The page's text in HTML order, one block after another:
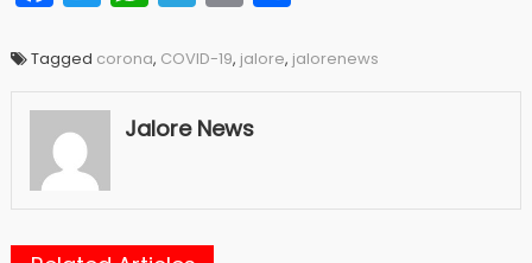
Tagged corona, COVID-19, jalore, jalorenews
Jalore News